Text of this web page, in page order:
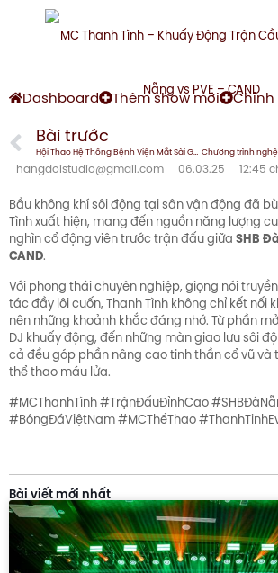
Dashboard Thêm show mới Chỉnh
Bài trước
Hội Thao Hệ Thống Bệnh Viện Mắt Sài Gòn Toàn Quốc 2024 – “Think Big, Do Bigger”
hangdoistudio@gmail.com 06.03.25 12:45
Bầu không khí sôi động tại sân vận động đã
Tình xuất hiện, mang đến nguồn năng lượng
nghìn cổ động viên trước trận đấu giữa SHB
CAND.
Với phong thái chuyên nghiệp, giọng nói
tác đầy lôi cuốn, Thanh Tình không chỉ kết nối
nên những khoảnh khắc đáng nhớ. Từ phần
DJ khuấy động, đến những màn giao lưu sôi
cả đều góp phần nâng cao tinh thần cổ vũ và
thể thao máu lửa.
#MCThanhTình #TrậnĐấuĐỉnhCao
#BóngĐáViệtNam #MCThểThao
Bài viết mới nhất